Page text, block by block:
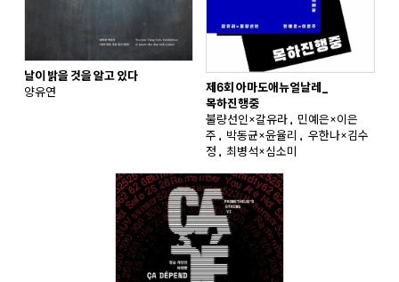
날이 밝을 것을 알고 있다
양유연
제6회 아마도애뉴얼날레_
목하진행중
불량선인×갈유라, 민예은×이은
주, 박동균×윤율리, 우한나×김수
정, 최병석×심소미